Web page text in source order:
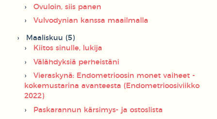
Ovuloin, siis panen
Vulvodynian kanssa maailmalla
Maaliskuu (5)
Kiitos sinulle, lukija
Välähdyksiä perheistäni
Vieraskynä: Endometrioosin monet vaiheet -
kokemustarina avanteesta (Endometrioosiviikko
2022)
Paskarannun kärsimys- ja ostoslista